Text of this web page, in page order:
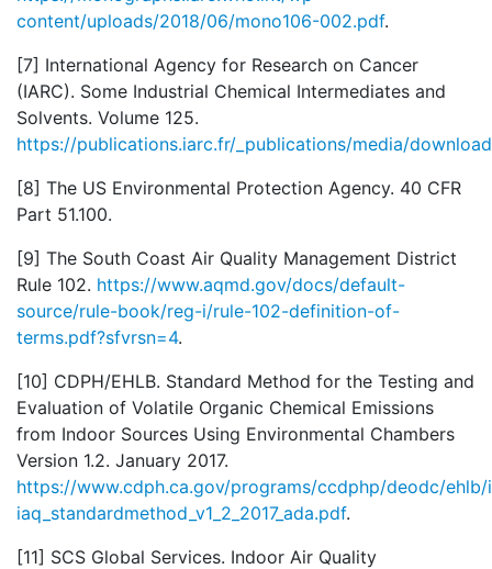
content/uploads/2018/06/mono106-002.pdf.
[7] International Agency for Research on Cancer
(IARC). Some Industrial Chemical Intermediates and
Solvents. Volume 125.
https://publications.iarc.fr/_publications/media/
[8] The US Environmental Protection Agency. 40 CFR
Part 51.100.
[9] The South Coast Air Quality Management District
Rule 102. https://www.aqmd.gov/docs/default-
source/rule-book/reg-i/rule-102-definition-of-
terms.pdf?sfvrsn=4.
[10] CDPH/EHLB. Standard Method for the Testing and
Evaluation of Volatile Organic Chemical Emissions
from Indoor Sources Using Environmental Chambers
Version 1.2. January 2017.
https://www.cdph.ca.gov/programs/ccdphp/deodc/
iaq_standardmethod_v1_2_2017_ada.pdf.
[11] SCS Global Services. Indoor Air Quality